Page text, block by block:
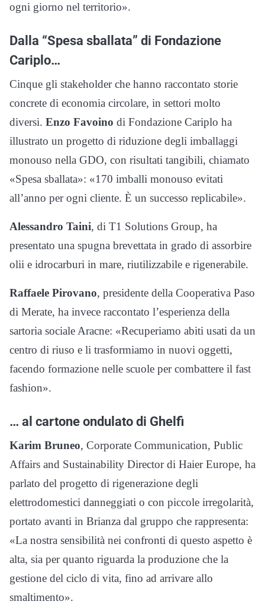
ogni giorno nel territorio».
Dalla “Spesa sballata” di Fondazione
Cariplo…
Cinque gli stakeholder che hanno raccontato storie
concrete di economia circolare, in settori molto
diversi. Enzo Favoino di Fondazione Cariplo ha
illustrato un progetto di riduzione degli imballaggi
monouso nella GDO, con risultati tangibili, chiamato
«Spesa sballata»: «170 imballi monouso evitati
all’anno per ogni cliente. È un successo replicabile».
Alessandro Taini, di T1 Solutions Group, ha
presentato una spugna brevettata in grado di assorbire
olii e idrocarburi in mare, riutilizzabile e rigenerabile.
Raffaele Pirovano, presidente della Cooperativa Paso
di Merate, ha invece raccontato l’esperienza della
sartoria sociale Aracne: «Recuperiamo abiti usati da un
centro di riuso e li trasformiamo in nuovi oggetti,
facendo formazione nelle scuole per combattere il fast
fashion».
… al cartone ondulato di Ghelfi
Karim Bruneo, Corporate Communication, Public
Affairs and Sustainability Director di Haier Europe, ha
parlato del progetto di rigenerazione degli
elettrodomestici danneggiati o con piccole irregolarità,
portato avanti in Brianza dal gruppo che rappresenta:
«La nostra sensibilità nei confronti di questo aspetto è
alta, sia per quanto riguarda la produzione che la
gestione del ciclo di vita, fino ad arrivare allo
smaltimento».